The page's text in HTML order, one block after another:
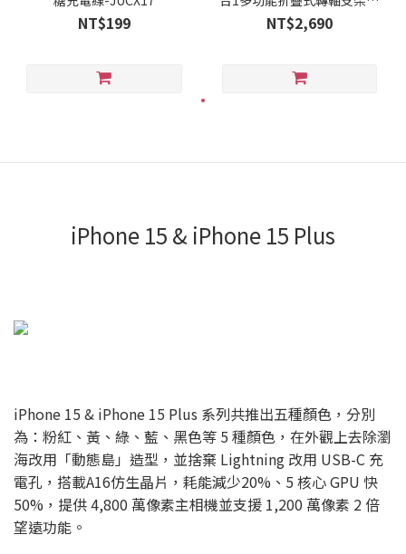
NT$199
USB-C集線器–JTS224
NT$2,690
iPhone 15 & iPhone 15 Plus
iPhone 15 & iPhone 15 Plus 系列共推出五種顏色，分別
為：粉紅、黃、綠、藍、黑色等 5 種顏色，在外觀上去除瀏
海改用「動態島」造型，並捨棄 Lightning 改用 USB-C 充
電孔，搭載A16仿生晶片，耗能減少20%、5 核心 GPU 快
50%，提供 4,800 萬像素主相機並支援 1,200 萬像素 2 倍
望遠功能。